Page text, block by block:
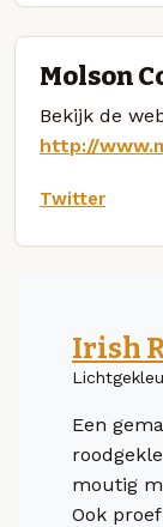
Molson
Bekijk de
http://
Twitter
Irish
Een
moutig
Ook